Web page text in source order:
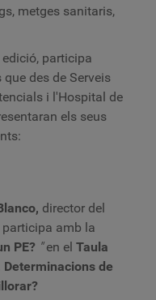
metges sanitaris,
participa
des de Serveis
i l'Hospital de
els seus
director del
participa amb la
PE? "en el Taula
Determinacions de